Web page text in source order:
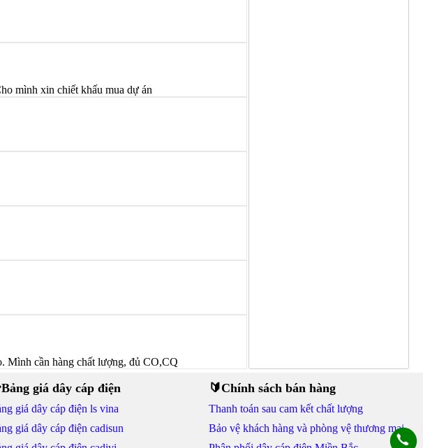
mình xin chiết khấu mua dự án
Mình cần hàng chất lượng, đủ CO,CQ
giá dây cáp điện
giá dây cáp điện ls vina
giá dây cáp điện cadisun
🔰Chính sách bán hàng
Thanh toán sau cam kết chất lượng
Bảo vệ khách hàng và phòng vệ thương mại